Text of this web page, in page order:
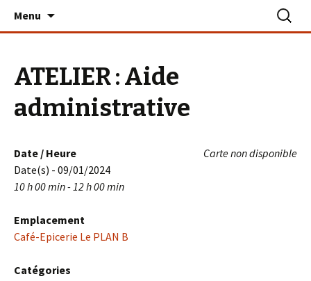
Le PLAN B – La Turballe
Menu
ATELIER : Aide
administrative
Carte non disponible
Date / Heure
Date(s) - 09/01/2024
10 h 00 min - 12 h 00 min
Emplacement
Café-Epicerie Le PLAN B
Catégories